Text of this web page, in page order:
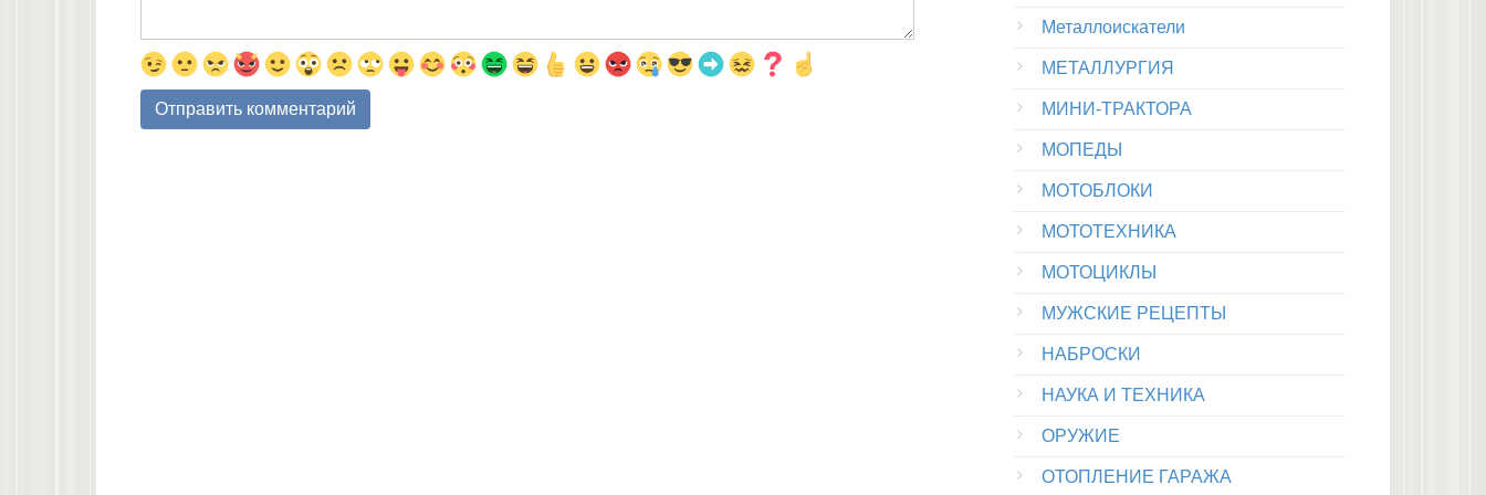
Металлоискатели
МЕТАЛЛУРГИЯ
МИНИ-ТРАКТОРА
МОПЕДЫ
МОТОБЛОКИ
МОТОТЕХНИКА
МОТОЦИКЛЫ
МУЖСКИЕ РЕЦЕПТЫ
НАБРОСКИ
НАУКА И ТЕХНИКА
ОРУЖИЕ
ОТОПЛЕНИЕ ГАРАЖА